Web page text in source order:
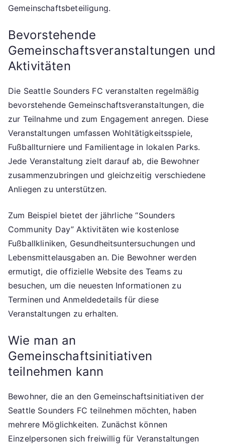
Gemeinschaftsbeteiligung.
Bevorstehende
Gemeinschaftsveranstaltungen und
Aktivitäten
Die Seattle Sounders FC veranstalten regelmäßig
bevorstehende Gemeinschaftsveranstaltungen, die
zur Teilnahme und zum Engagement anregen. Diese
Veranstaltungen umfassen Wohltätigkeitsspiele,
Fußballturniere und Familientage in lokalen Parks.
Jede Veranstaltung zielt darauf ab, die Bewohner
zusammenzubringen und gleichzeitig verschiedene
Anliegen zu unterstützen.
Zum Beispiel bietet der jährliche “Sounders
Community Day” Aktivitäten wie kostenlose
Fußballkliniken, Gesundheitsuntersuchungen und
Lebensmittelausgaben an. Die Bewohner werden
ermutigt, die offizielle Website des Teams zu
besuchen, um die neuesten Informationen zu
Terminen und Anmeldedetails für diese
Veranstaltungen zu erhalten.
Wie man an
Gemeinschaftsinitiativen
teilnehmen kann
Bewohner, die an den Gemeinschaftsinitiativen der
Seattle Sounders FC teilnehmen möchten, haben
mehrere Möglichkeiten. Zunächst können
Einzelpersonen sich freiwillig für Veranstaltungen